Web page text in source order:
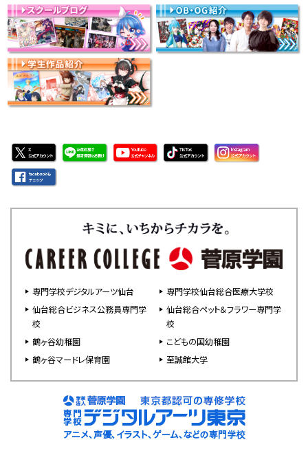
専門学校デジタルアーツ仙台
専門学校仙台総合医療大学校
仙台総合ビジネス公務員専門学
校
仙台総合ペット＆フラワー専門学
校
鶴ヶ谷幼稚園
こどもの国幼稚園
鶴ヶ谷マードレ保育園
至誠館大学